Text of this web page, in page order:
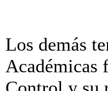
Los demás
Académicas